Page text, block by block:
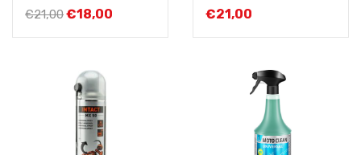
€21,00€18,00 €21,00